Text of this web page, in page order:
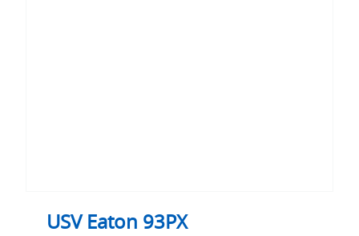
USV Eaton 93PX